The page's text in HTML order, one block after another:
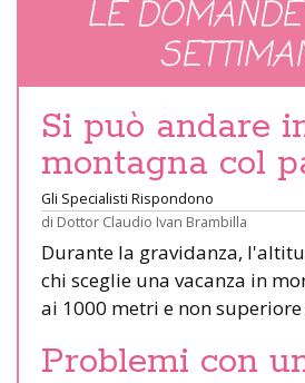
LE
Si può andare
montagna col
Gli Specialisti Rispondono
di Dottor Claudio Ivan Brambilla
Durante la gravidanza,
chi sceglie una vacanza in
ai 1000 metri e non superiore
Problemi con